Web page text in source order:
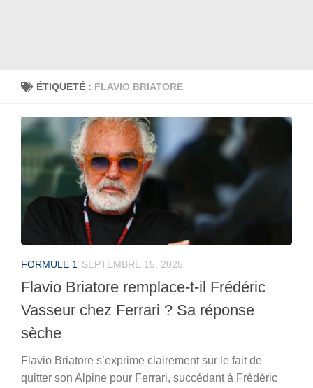
ÉTIQUETÉ : FLAVIO BRIATORE
FORMULE 1 SEPTEMBRE 15, 2025
Flavio Briatore remplace-t-il Frédéric
Vasseur chez Ferrari ? Sa réponse
sèche
Flavio Briatore s’exprime clairement sur le fait de
quitter son Alpine pour Ferrari, succédant à Frédéric